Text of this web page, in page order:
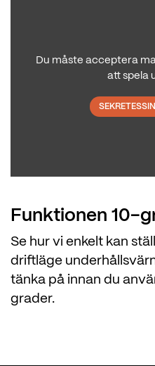
Du måste acceptera
att spela
Funktionen 10-
Se hur vi enkelt kan
driftläge
tänka på innan du
grader.